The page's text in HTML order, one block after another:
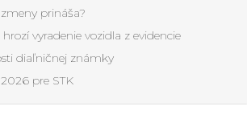
prináša?
vyradenie vozidla z evidencie
diaľničnej známky
pre STK